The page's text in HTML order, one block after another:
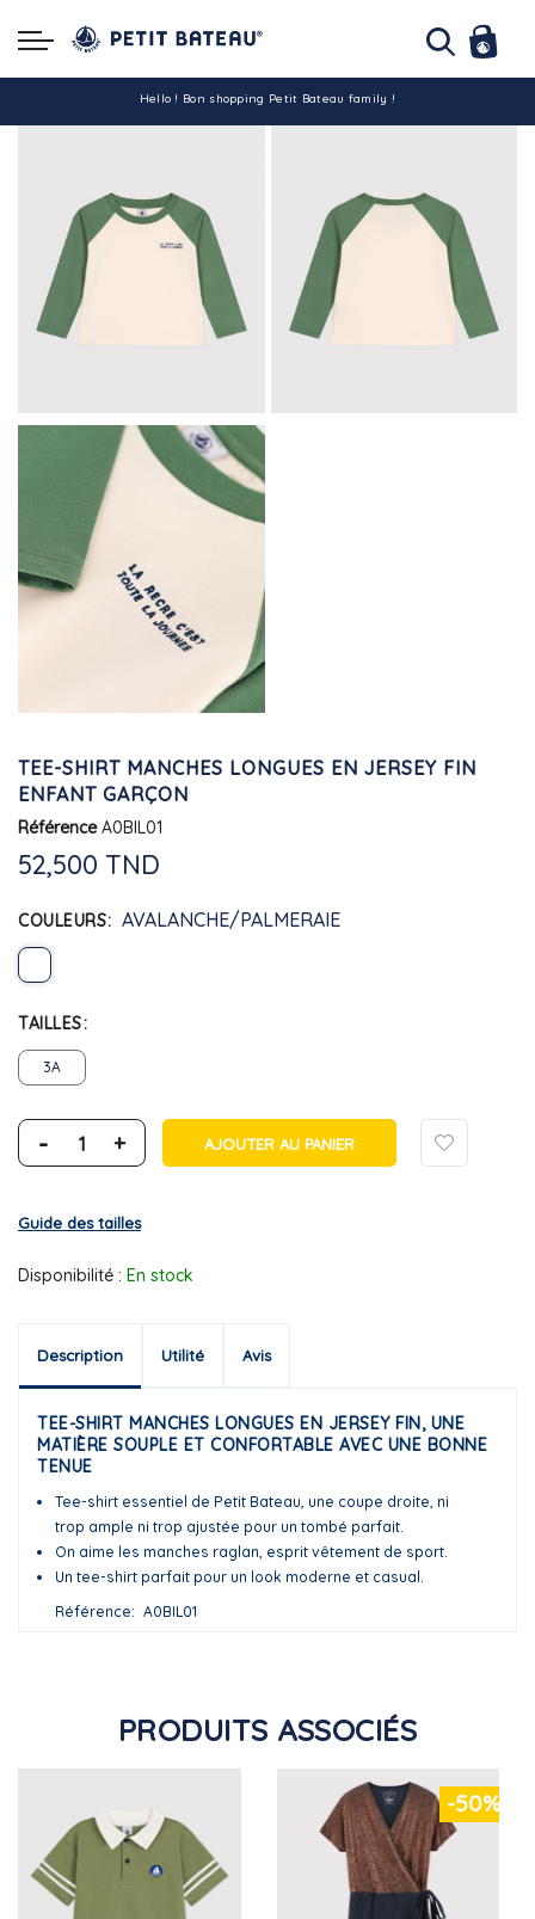
Hello ! Bon shopping Petit Bateau family !
-10% pour tout paiement par carte bancaire (hors promo)
TEE-SHIRT MANCHES LONGUES EN JERSEY FIN
ENFANT GARÇON
Référence A0BIL01
52,500 TND
COULEURS AVALANCHE/PALMERAIE
TAILLES
3A
- + AJOUTER AU PANIER
Guide des tailles
Disponibilité : En stock
Description Utilité Avis
TEE-SHIRT MANCHES LONGUES EN JERSEY FIN, UNE
MATIÈRE SOUPLE ET CONFORTABLE AVEC UNE BONNE
TENUE
Tee-shirt essentiel de Petit Bateau, une coupe droite, ni
trop ample ni trop ajustée pour un tombé parfait.
On aime les manches raglan, esprit vêtement de sport.
Un tee-shirt parfait pour un look moderne et casual.
Référence
A0BIL01
PRODUITS ASSOCIÉS
-50%